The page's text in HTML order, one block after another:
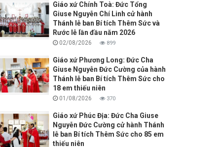
Giáo xứ Chính Toà: Đức Tổng
Giuse Nguyễn Chí Linh cử hành
Thánh lễ ban Bí tích Thêm Sức và
Rước lễ lần đầu năm 2026
02/08/2026 899
Giáo xứ Phương Long: Đức Cha
Giuse Nguyễn Đức Cường của hành
Thánh lễ ban Bí tích Thêm Sức cho
18 em thiếu niên
01/08/2026 370
Giáo xứ Phúc Địa: Đức Cha Giuse
Nguyễn Đức Cường cử hành Thánh
lễ ban Bí tích Thêm Sức cho 85 em
thiếu niên